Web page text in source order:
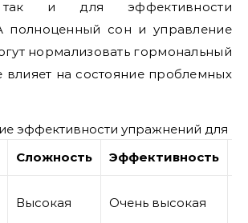
так и для эффективности
полноценный сон и управление
нормализовать гормональный
влияет на состояние проблемных
эффективности упражнений для
Сложность Эффективность
Высокая Очень высокая